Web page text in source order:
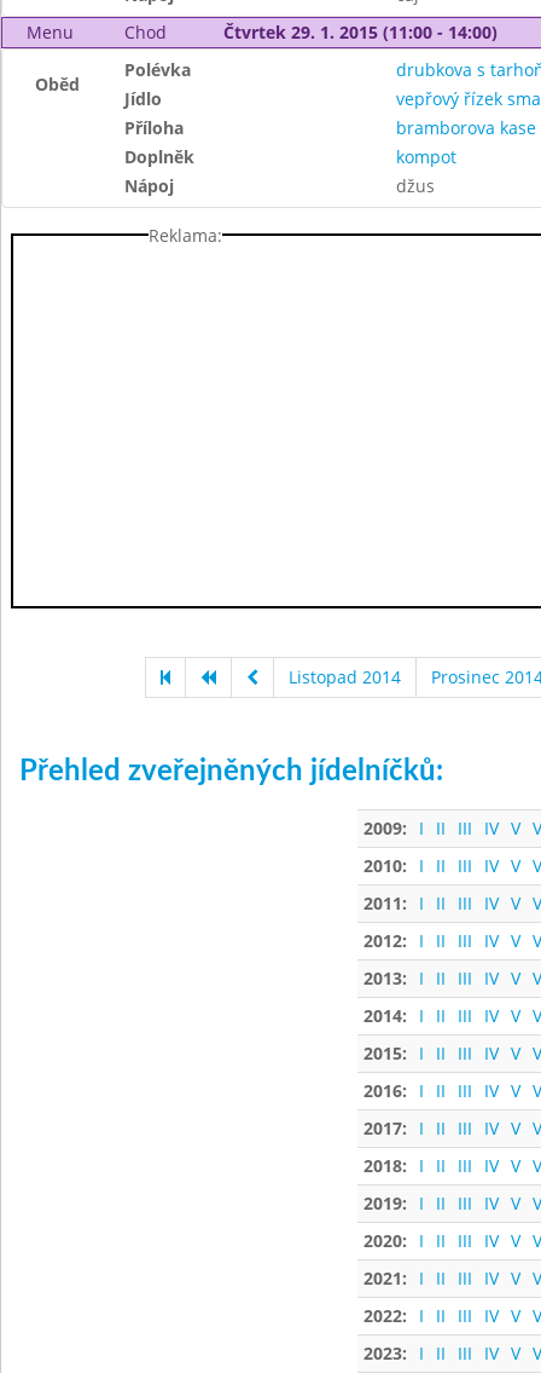
Menu
Chod Čtvrtek 29. 1. 2015 (11:00 - 14:00)
Oběd
Polévka
drubkova s
Jídlo
vepřový řízek
Příloha
bramborova
Doplněk
kompot
Nápoj
džus
Reklama:
Listopad 2014 Prosinec
Přehled zveřejněných jídelníčků:
2009: I II III IV V
2010:
I II III IV V
2011:
I II III IV V
2012:
I II III IV V
2013:
I II III IV V
2014:
I II III IV V
2015:
I II III IV V
2016:
I II III IV V
2017:
I II III IV V
2018:
I II III IV V
2019:
I II III IV V
2020:
I II III IV V
2021:
I II III IV V
2022:
I II III IV V
2023:
I II III IV V